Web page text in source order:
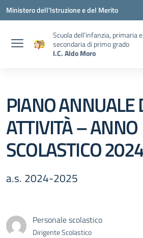
Vai ai contenuti
Vai al menu di navigazione
Vai al footer
Ministero dell'Istruzione e del Merito
Scuola dell’infanzia, primaria e
secondaria di primo grado
I.C. Aldo Moro
PIANO ANNUALE
ATTIVITÀ – ANNO
SCOLASTICO
a.s. 2024-2025
Personale scolastico
Dirigente Scolastico